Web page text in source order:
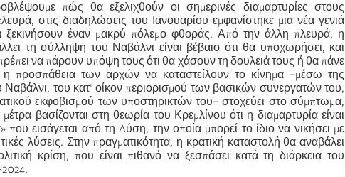
πώς θα εξελιχθούν οι σημερινές διαμαρτυρίες στους
στις διαδηλώσεις του Ιανουαρίου εμφανίστηκε μια νέα γενιά
ξεκινήσουν έναν μακρύ πόλεμο φθοράς. Από την άλλη πλευρά, η
τη σύλληψη του Ναβάλνι είναι βέβαιο ότι θα υποχωρήσει, και
να πάρουν υπόψη τους ότι θα χάσουν τη δουλειά τους ή θα πάνε
προσπάθεια των αρχών να καταστείλουν το κίνημα –μέσω της
Ναβάλνι, του κατ’ οίκον περιορισμού των βασικών συνεργατών του,
εκφοβισμού των υποστηρικτών του– στοχεύει στο σύμπτωμα,
βασίζονται στη θεωρία του Κρεμλίνου ότι η διαμαρτυρία είναι
που εισάγεται από τη Δύση, την οποία μπορεί το ίδιο να νικήσει με
λύσεις. Στην πραγματικότητα, η κρατική καταστολή θα αναβάλει
κρίση, που είναι πιθανό να ξεσπάσει κατά τη διάρκεια του